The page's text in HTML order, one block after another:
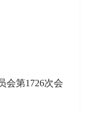
会第1726次会